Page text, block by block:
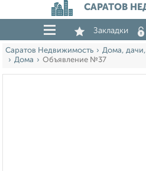
САРАТОВ
Закладки
Саратов Недвижимость Дома,
Дома
Объявление №37